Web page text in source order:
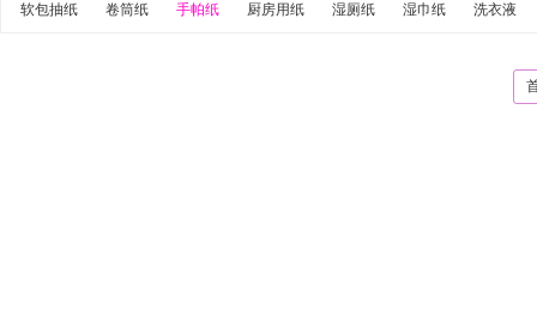
软包抽纸
卷筒纸 手帕纸 厨房用纸 湿厕纸 湿巾纸 洗衣液